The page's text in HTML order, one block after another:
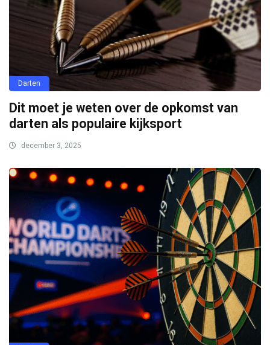
Darten
Dit moet je weten over de opkomst van
darten als populaire kijksport
december 3, 2025